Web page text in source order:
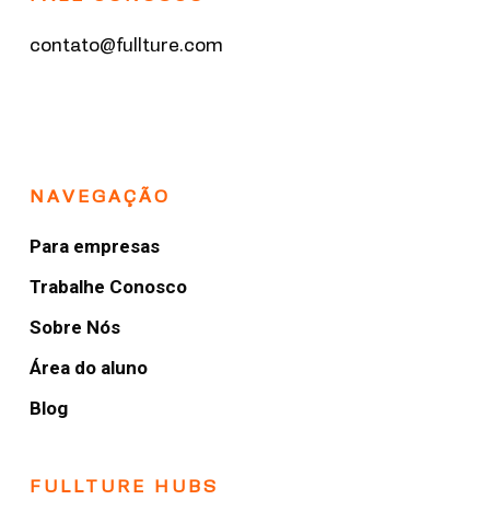
contato@fullture.com
NAVEGAÇÃO
Para empresas
Trabalhe Conosco
Sobre Nós
Área do aluno
Blog
FULLTURE HUBS